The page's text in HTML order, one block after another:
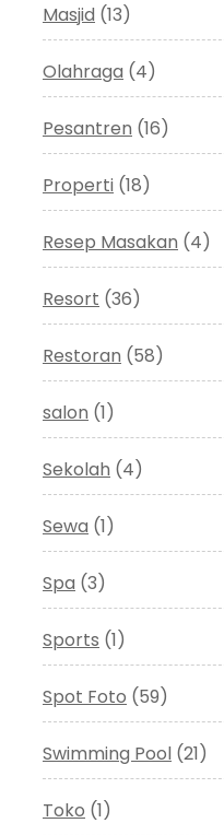
Masjid (13)
Olahraga (4)
Pesantren (16)
Properti (18)
Resep Masakan (4)
Resort (36)
Restoran (58)
salon (1)
Sekolah (4)
Sewa (1)
Spa (3)
Sports (1)
Spot Foto (59)
Swimming Pool (21)
Toko (1)